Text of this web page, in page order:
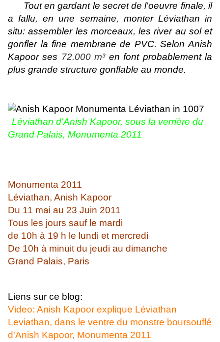
Tout en gardant le secret de l'oeuvre finale, il
a fallu, en une semaine, monter Léviathan in
situ: assembler les morceaux, les river au sol et
gonfler la fine membrane de PVC. Selon Anish
Kapoor ses 72.000 m³ en font probablement la
plus grande structure gonflable au monde.
Léviathan d'Anish Kapoor, sous la verrière du
Grand Palais, Monumenta 2011
Monumenta 2011
Léviathan, Anish Kapoor
Du 11 mai au 23 Juin 2011
Tous les jours sauf le mardi
de 10h à 19 h le lundi et mercredi
De 10h à minuit du jeudi au dimanche
Grand Palais, Paris
Liens sur ce blog:
Video: Anish Kapoor explique Léviathan
Leviathan, dans le ventre du monstre boursouflé
d'Anish Kapoor, Monumenta 2011